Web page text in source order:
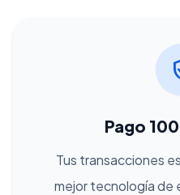
Pago
Tus transacciones
mejor tecnología de